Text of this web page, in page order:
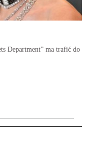
Department” ma trafić do